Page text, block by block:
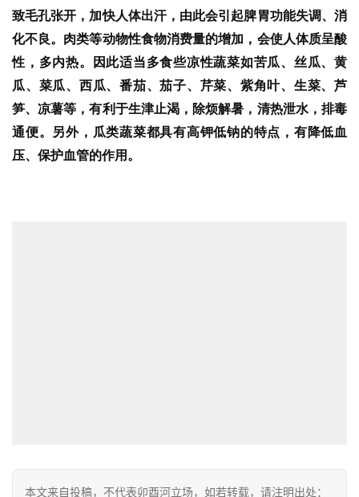
致毛孔张开，加快人体出汗，由此会引起脾胃功能失调、消
化不良。肉类等动物性食物消费量的增加，会使人体质呈酸
性，多内热。因此适当多食些凉性蔬菜如苦瓜、丝瓜、黄
瓜、菜瓜、西瓜、番茄、茄子、芹菜、紫角叶、生菜、芦
笋、凉薯等，有利于生津止渴，除烦解暑，清热泄水，排毒
通便。另外，瓜类蔬菜都具有高钾低钠的特点，有降低血
压、保护血管的作用。
本文来自投稿，不代表卯酉河立场，如若转载，请注明出处：